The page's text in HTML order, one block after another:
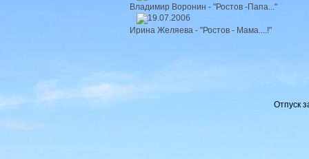
Владимир Воронин - "Ростов -Папа..."
Ирина Желяева - "Ростов - Мама....!"
Отпуск